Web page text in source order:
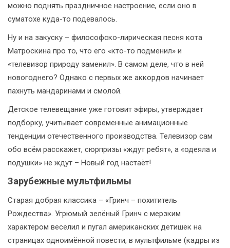
можно поднять праздничное настроение, если оно в
суматохе куда-то подевалось.
Ну и на закуску – философско-лирическая песня кота
Матроскина про то, что его «кто-то подменил» и
«телевизор природу заменил». В самом деле, что в ней
новогоднего? Однако с первых же аккордов начинает
пахнуть мандаринами и смолой.
Детское телевещание уже готовит эфиры, утверждает
подборку, учитывает современные анимационные
тенденции отечественного производства. Телевизор сам
обо всём расскажет, сюрпризы «ждут ребят», а «одеяла и
подушки» не ждут – Новый год настаёт!
Зарубежные мультфильмы
Старая добрая классика – «Гринч – похититель
Рождества». Угрюмый зелёный Гринч с мерзким
характером веселил и пугал американских детишек на
страницах одноимённой повести, в мультфильме (кадры из